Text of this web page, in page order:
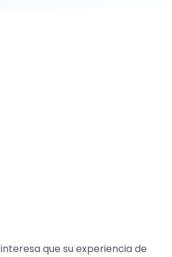
que su experiencia de